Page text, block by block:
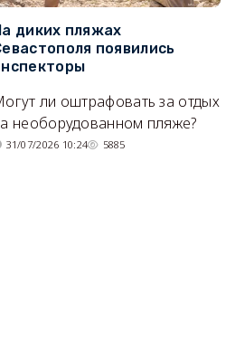
диких пляжах
появились
ли оштрафовать за отдых
необорудованном пляже?
31/07/2026 10:24 5885